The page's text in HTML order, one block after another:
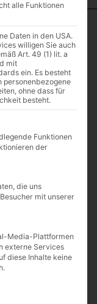
/ Ruhrsandstein
RSGHN
(inkl. MwSt.)
ab Steinbruch
ab Lager
(inkl. MwSt.)
ab Lager
ab 14 Tonnen
alle Funktionen
Daten in den USA.
willigen Sie auch
Art. 49 (1) lit. a
mit
ein. Es besteht
personenbezogene
ohne dass für
besteht.
für die eine
Funktionen
der
die uns
mit unserer
Media-Plattformen
externe Services
diese Inhalte keine